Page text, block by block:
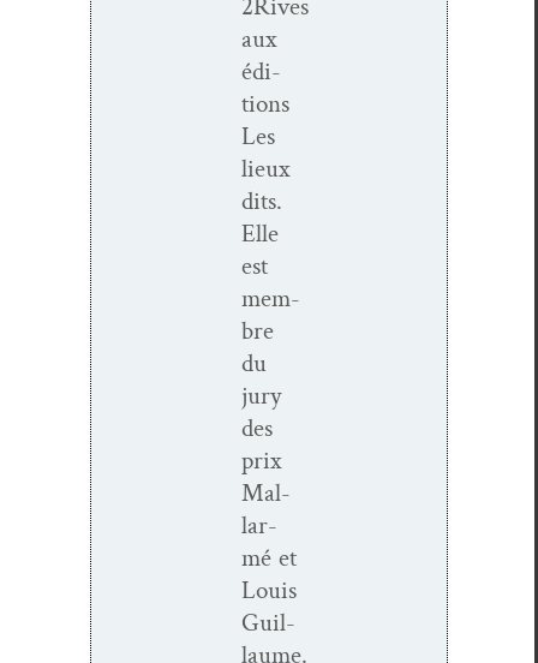
2Rives
aux
édi­
tions
Les
lieux
dits.
Elle
est
mem­
bre
du
jury
des
prix
Mal­
lar­
mé et
Louis
Guil­
laume.